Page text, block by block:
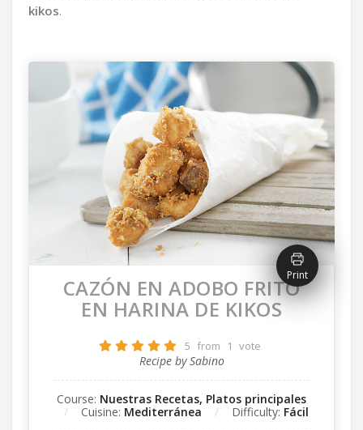
kikos.
Print
CAZÓN EN ADOBO FRITO
EN HARINA DE KIKOS
5 from 1 vote
Recipe by Sabino
Course: Nuestras Recetas, Platos principales
Cuisine: Mediterránea Difficulty: Fácil